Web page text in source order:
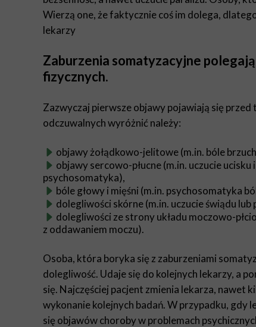
Wierzą one, że faktycznie coś im dolega,
lekarzy
Zaburzenia somatyzacyjne
fizycznych.
Zazwyczaj pierwsze objawy pojawiają się
odczuwalnych wyróżnić należy:
objawy żołądkowo-jelitowe (m.in. bóle
objawy sercowo-płucne (m.in. uczucie
psychosomatyka),
bóle głowy i mięśni (m.in. psychosomatyka
dolegliwości skórne (m.in. uczucie świądu lub
dolegliwości ze strony układu moczowo-
z oddawaniem moczu).
Osoba, która boryka się z zaburzeniami
dolegliwość. Udaje się do kolejnych lekarzy, a
się. Najczęściej pacjent zmienia lekarza, nawet
wykonanie kolejnych badań. W przypadku,
się objawów choroby w problemach